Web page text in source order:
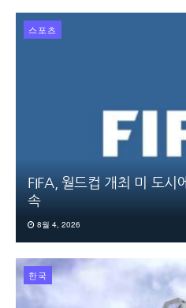
스포츠
FIFA, 월드컵 개최 미 도
속
8월 4, 2026
한국